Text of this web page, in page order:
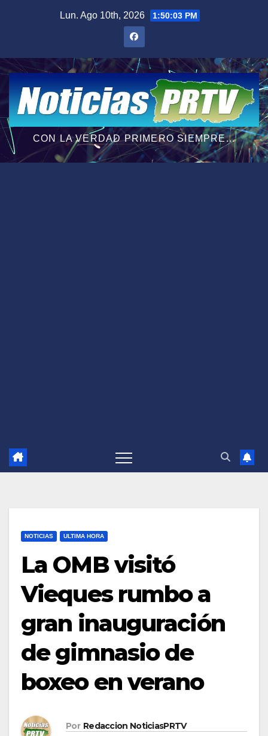
Lun. Ago 10th, 2026 1:50:04 PM
CON LA VERDAD PRIMERO SIEMPRE...
NOTICIAS ULTIMA HORA
La OMB visitó
Vieques rumbo a
gran inauguración
de gimnasio de
boxeo en verano
Por Redaccion NoticiasPRTV